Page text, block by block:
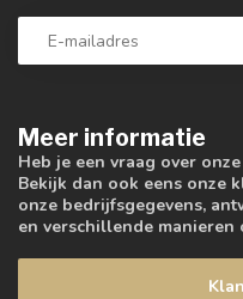
Meer informatie
Heb je een vraag over
Bekijk dan ook eens onze
onze bedrijfsgegevens,
en verschillende manieren